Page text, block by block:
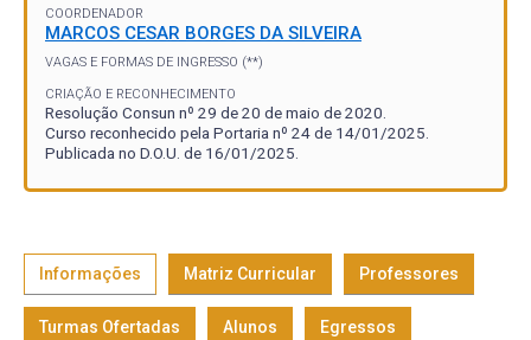
COORDENADOR
MARCOS CESAR BORGES DA SILVEIRA
VAGAS E FORMAS DE INGRESSO (**)
CRIAÇÃO E RECONHECIMENTO
Resolução Consun nº 29 de 20 de maio de 2020.
Curso reconhecido pela Portaria nº 24 de 14/01/2025.
Publicada no D.O.U. de 16/01/2025.
Informações Matriz Curricular Professores
Turmas Ofertadas Alunos Egressos